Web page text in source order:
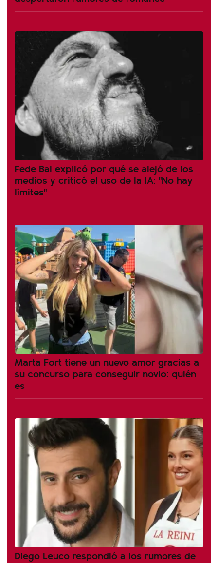
Fede Bal explicó por qué se alejó de los
medios y criticó el uso de la IA: "No hay
límites"
Marta Fort tiene un nuevo amor gracias a
su concurso para conseguir novio: quién
es
Diego Leuco respondió a los rumores de